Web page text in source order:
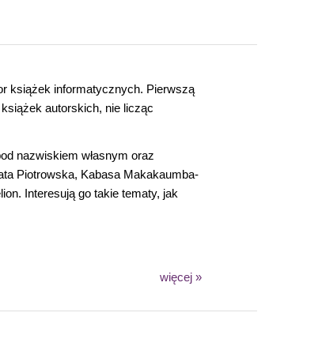
książek informatycznych. Pierwszą
książek autorskich, nie licząc
nazwiskiem własnym oraz
Piotrowska, Kabasa Makakaumba-
Interesują go takie tematy, jak
więcej »